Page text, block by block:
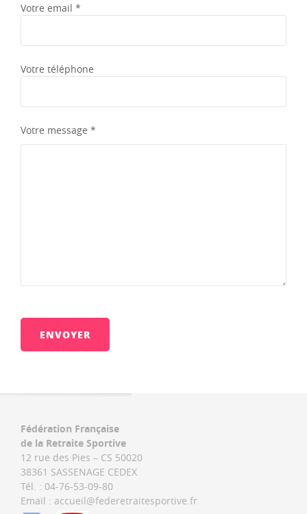
Votre email *
Votre téléphone
Votre message *
Veuillez
laisser
Fédération Française
de la Retraite Sportive
12 rue des Pies – CS 50020
38361 SASSENAGE CEDEX
Tél. : 04-76-53-09-80
Email : accueil@federetraitesportive.fr